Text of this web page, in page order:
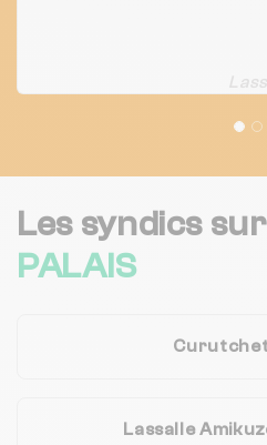
Les syndics sur
PALAIS
Lassalle